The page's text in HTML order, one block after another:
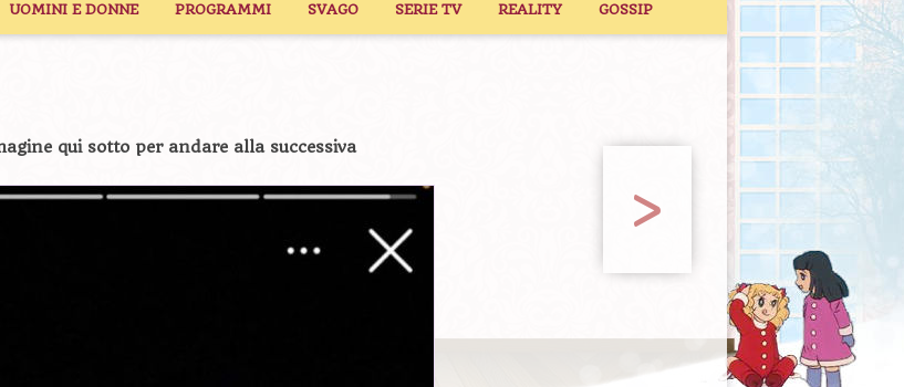
UOMINI E DONNE PROGRAMMI SVAGO SERIE TV REALITY GOSSIP
qui sotto per andare alla successiva
>